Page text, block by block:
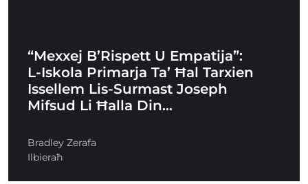
“Mexxej B’Rispett U Empatija”:
L-Iskola Primarja Ta’ Ħal Tarxien
Issellem Lis-Surmast Joseph
Mifsud Li Ħalla Din…
Bradley Zerafa
Ilbieraħ